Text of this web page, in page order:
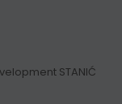
STANIĆ